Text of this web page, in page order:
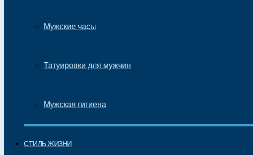
Мужские часы
Татуировки для мужчин
Мужская гигиена
СТИЛЬ ЖИЗНИ